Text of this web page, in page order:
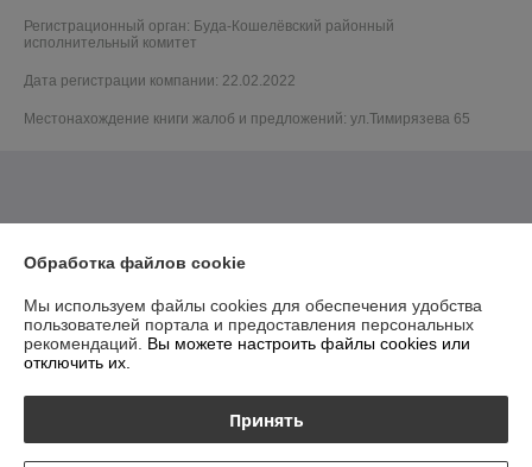
Регистрационный орган: Буда-Кошелёвский районный
исполнительный комитет
Дата регистрации компании: 22.02.2022
Местонахождение книги жалоб и предложений: ул.Тимирязева 65
Обработка файлов cookie
Мы используем файлы cookies для обеспечения удобства
пользователей портала и предоставления персональных
рекомендаций. Вы можете настроить файлы cookies или
отключить их.
Принять